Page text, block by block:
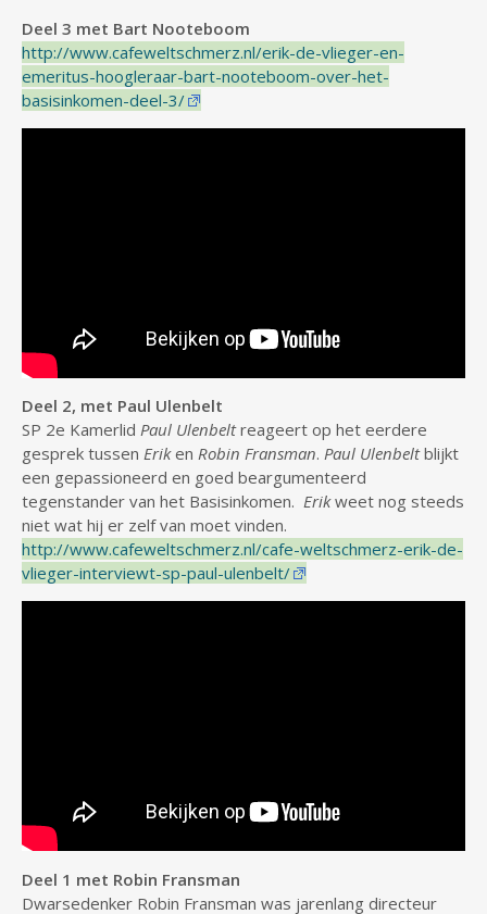
Deel 3 met Bart Nooteboom
http://www.cafeweltschmerz.nl/erik-de-vlieger-en-
emeritus-hoogleraar-bart-nooteboom-over-het-
basisinkomen-deel-3/
Deel 2, met Paul Ulenbelt
SP 2e Kamerlid Paul Ulenbeltreageert op het eerdere
gesprek tussen Eriken Robin Fransman. Paul Ulenbeltblijkt
een gepassioneerd en goed beargumenteerd
tegenstander van het Basisinkomen. Erikweet nog steeds
niet wat hij er zelf van moet vinden.
http://www.cafeweltschmerz.nl/cafe-weltschmerz-erik-de-
vlieger-interviewt-sp-paul-ulenbelt/
Deel 1 met Robin Fransman
Dwarsedenker Robin Fransman was jarenlang directeur